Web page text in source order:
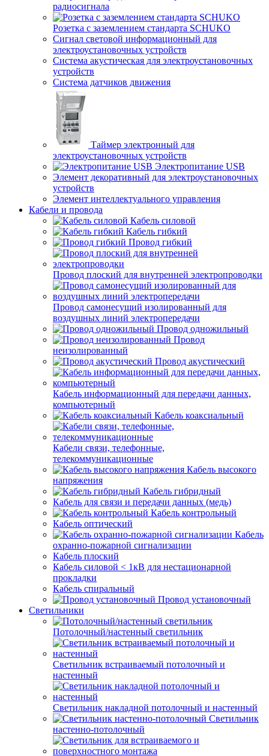
радиосигнала
Розетка с заземлением стандарта SCHUKO
Сигнал световой информационный для
электроустановочных устройств
Система акустическая для электроустановочных
устройств
Система датчиков движения
Таймер электронный для
электроустановочных устройств
Электропитание USB
Элемент декоративный для электроустановочных
устройств
Элемент интеллектуального управления
Кабели и провода
Кабель силовой
Кабель гибкий
Провод гибкий
Провод плоский для внутренней электропроводки
Провод самонесущий изолированный для
воздушных линий электропередачи
Провод одножильный
Провод
неизолированный
Провод акустический
Кабель информационный для передачи данных,
компьютерный
Кабель коаксиальный
Кабели связи, телефонные,
телекоммуникационные
Кабель высокого
напряжения
Кабель гибридный
Кабель для связи и передачи данных (медь)
Кабель контрольный
Кабель оптический
Кабель
охранно-пожарной сигнализации
Кабель плоский
Кабель силовой < 1кВ для нестационарной
прокладки
Кабель спиральный
Провод установочный
Светильники
Потолочный/настенный светильник
Светильник встраиваемый потолочный и
настенный
Светильник накладной потолочный и настенный
Светильник
настенно-потолочный